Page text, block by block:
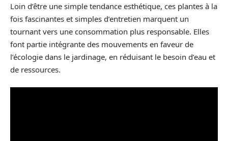
Loin d’être une simple tendance esthétique, ces plantes à la
fois fascinantes et simples d’entretien marquent un
tournant vers une consommation plus responsable. Elles
font partie intégrante des mouvements en faveur de
l’écologie dans le jardinage, en réduisant le besoin d’eau et
de ressources.